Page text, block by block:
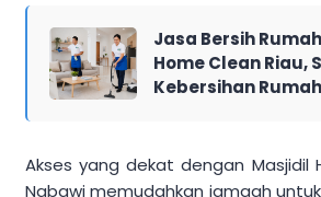
Jasa Bersih
Home Clean Riau,
Kebersihan
Akses yang dekat dengan Masjidil
Nabawi memudahkan jamaah